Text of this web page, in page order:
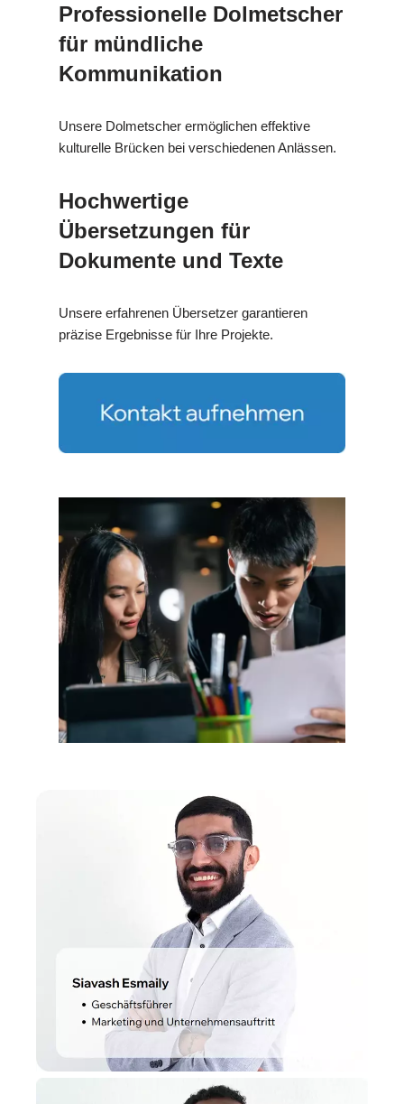
Professionelle Dolmetscher
für mündliche
Kommunikation
Unsere Dolmetscher ermöglichen effektive
kulturelle Brücken bei verschiedenen Anlässen.
Hochwertige
Übersetzungen für
Dokumente und Texte
Unsere erfahrenen Übersetzer garantieren
präzise Ergebnisse für Ihre Projekte.